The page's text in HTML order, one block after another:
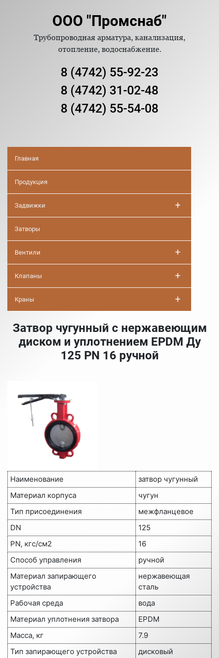
ООО "Промснаб"
Трубопроводная арматура, канализация,
отопление, водоснабжение.
8 (4742) 55-92-23
8 (4742) 31-02-48
8 (4742) 55-54-08
Главная
Продукция
Задвижки +
Затворы
Вентили +
Клапаны +
Краны +
Затвор чугунный с нержавеющим
диском и уплотнением EPDM Ду
125 PN 16 ручной
Наименование
затвор чугунный
Материал корпуса
чугун
Тип присоединения
межфланцевое
DN
125
PN, кгс/см2
16
Способ управления
ручной
Материал запирающего
устройства
нержавеющая
сталь
Рабочая среда
вода
Материал уплотнения затвора
EPDM
Масса, кг
7.9
Тип запирающего устройства
дисковый